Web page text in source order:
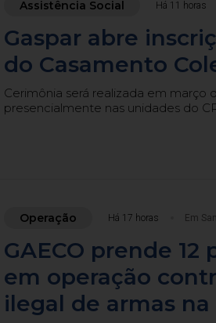
Assistência Social Há 11 horas
Gaspar abre
do Casamento
Cerimônia será realizada em março
presencialmente nas unidades do
Operação Há 17 horas Em
GAECO prende
em operação
ilegal de armas